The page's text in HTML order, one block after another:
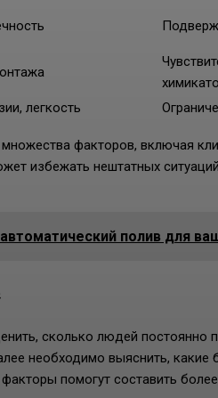
легкость
факторов, включая
избежать нештатных
полив для
сколько людей постоянно
необходимо выяснить,
помогут составить